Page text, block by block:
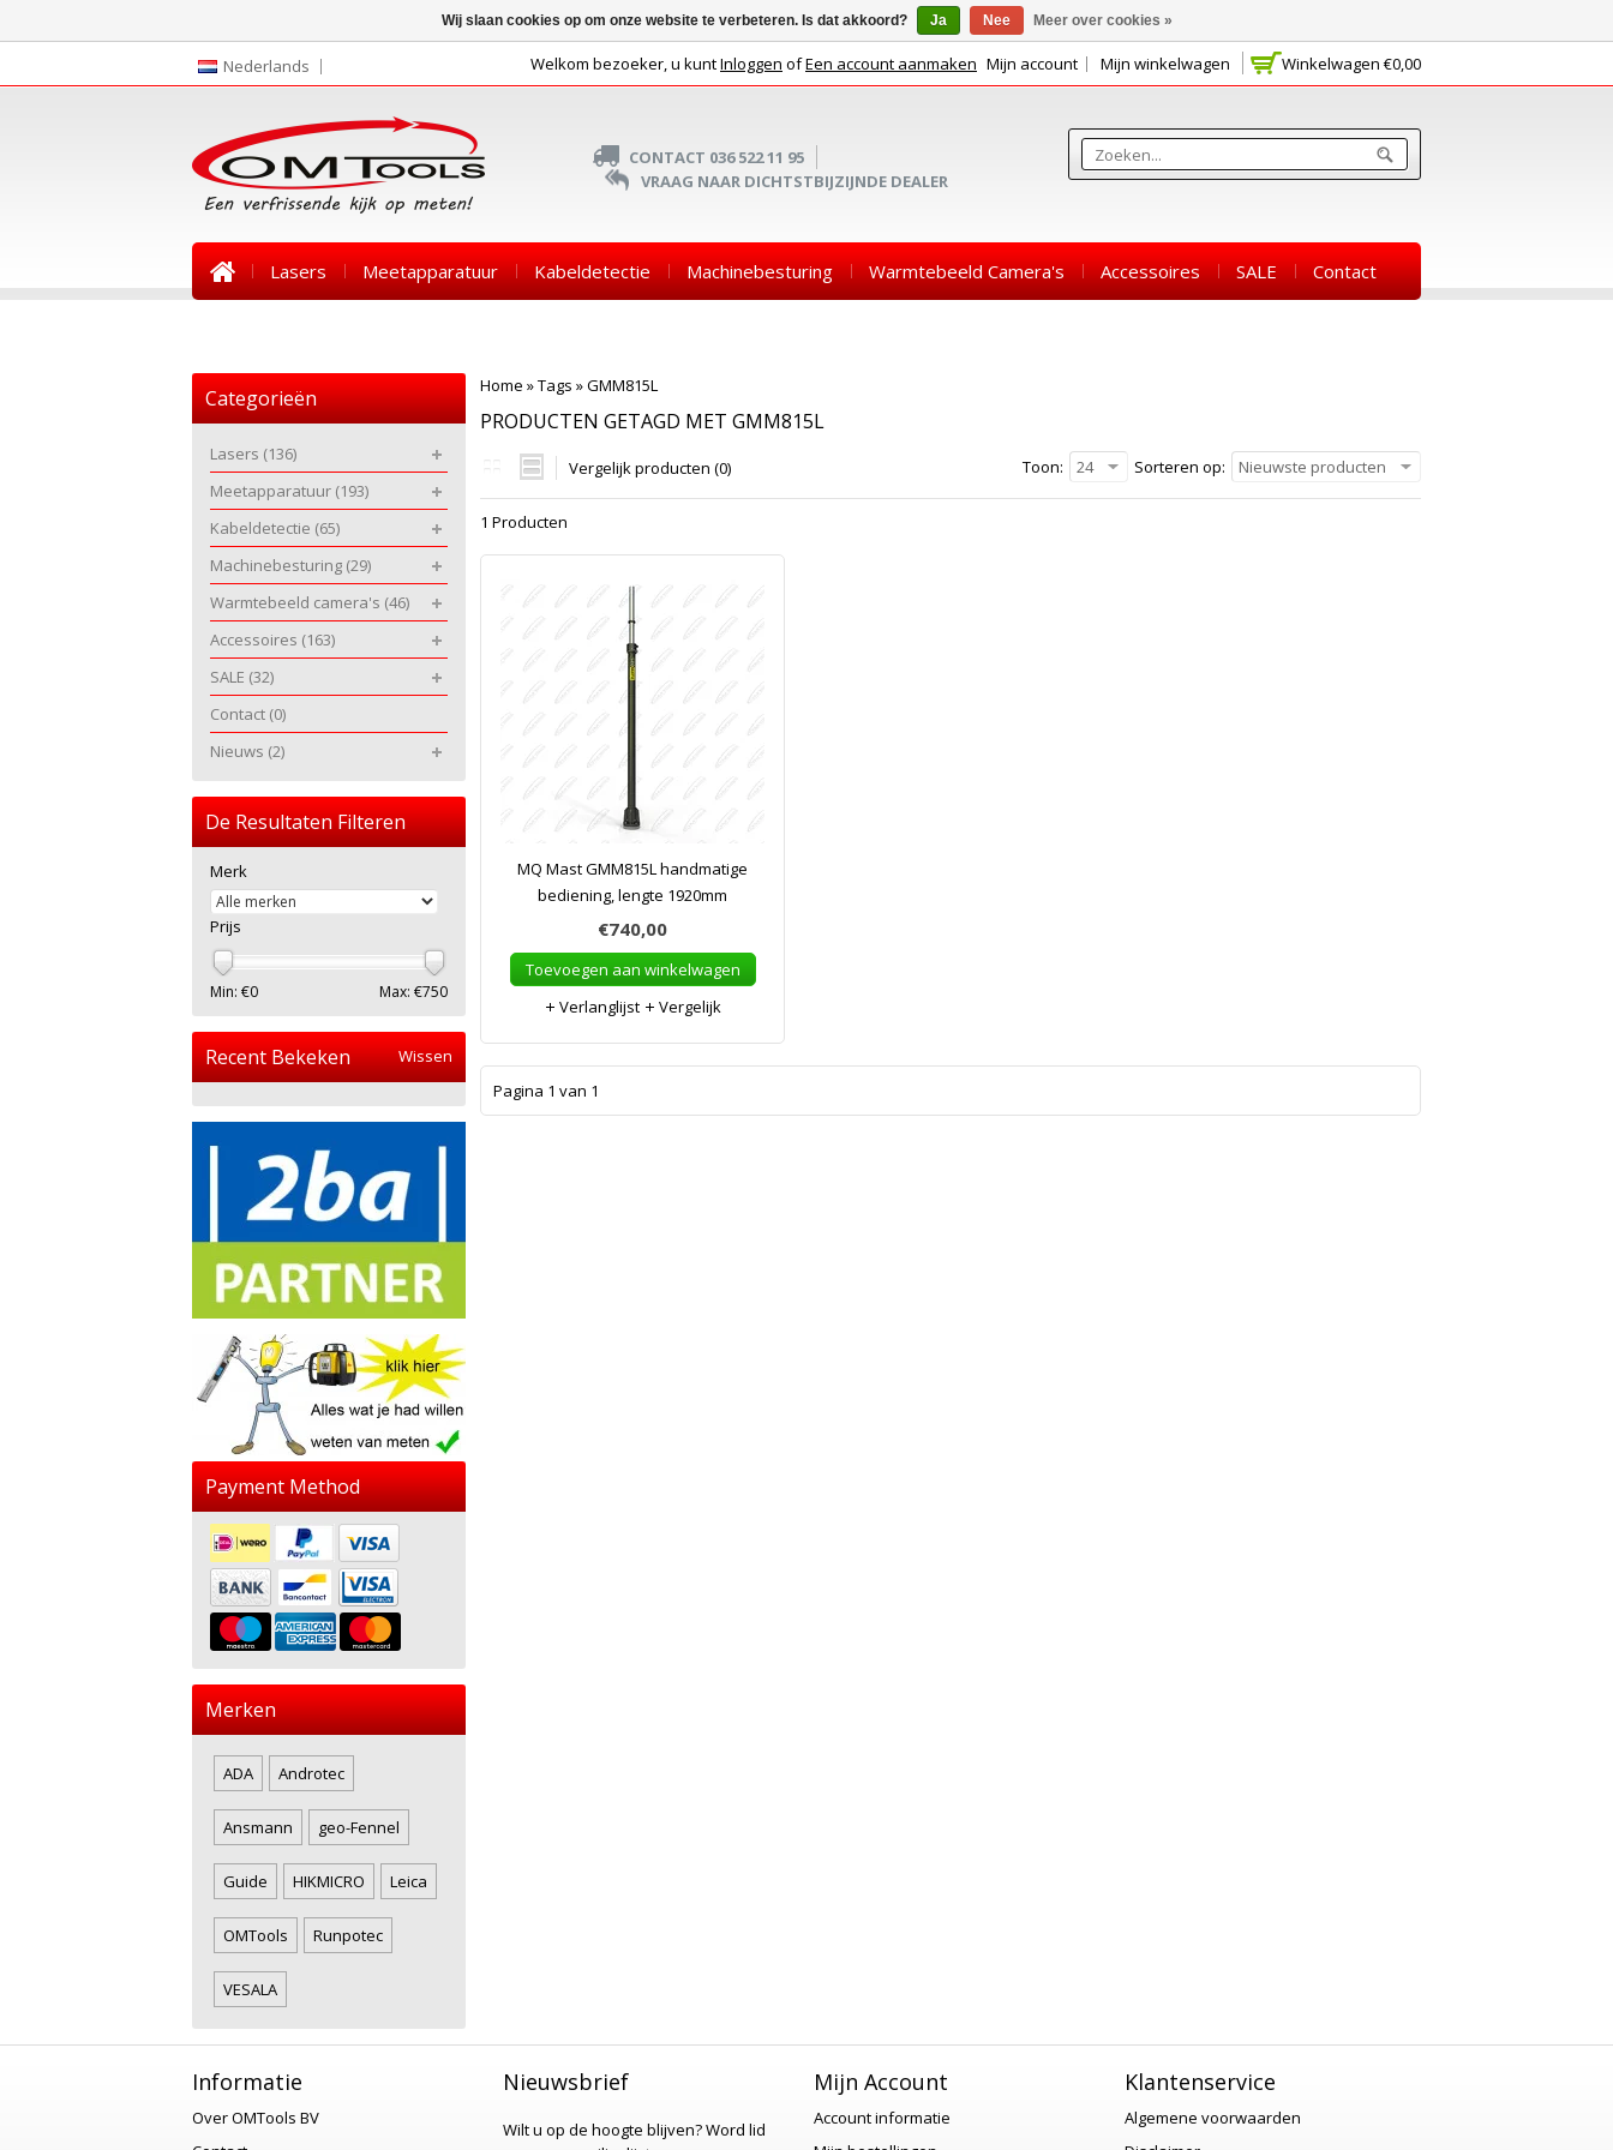
Nederlands Winkelwagen €0,00
Welkom bezoeker, u kuntInloggen ofEen account aanmaken Mijn account Mijn winkelwagen
CONTACT 036 522 11 95
VRAAG NAAR DICHTSTBIJZIJNDE DEALER
Lasers Meetapparatuur Kabeldetectie Machinebesturing Warmtebeeld Camera's Accessoires SALE Contact
Home »Tags »GMM815L
PRODUCTEN GETAGD MET GMM815L
Vergelijk producten (0) Sorteren op: Nieuwste producten
Toon: 24
1 Producten
MQ Mast GMM815L handmatige
bediening, lengte 1920mm
€740,00
Toevoegen aan winkelwagen
Verlanglijst
Vergelijk
Pagina 1 van 1
Categorieën
Lasers (136)
Meetapparatuur (193)
Kabeldetectie (65)
Machinebesturing (29)
Warmtebeeld camera's (46)
Accessoires (163)
SALE (32)
Contact (0)
Nieuws (2)
De Resultaten Filteren
Merk
Prijs
Min: €0 Max: €750
Recent Bekeken Wissen
Payment Method
Merken
ADA Androtec
Ansmann geo-Fennel
Guide HIKMICRO Leica
OMTools Runpotec
VESALA
Informatie
Over OMTools BV
Nieuwsbrief
Wilt u op de hoogte blijven?Word lid
Mijn Account
Account informatie
Klantenservice
Algemene voorwaarden
Wij slaan cookies op om onze website te verbeteren. Is dat akkoord? Ja Nee Meer over cookies »